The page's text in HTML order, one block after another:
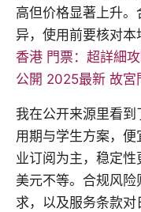
高但价格显著上升
异，使用前要核对本
香港 門票：超詳細
公開 2025最新 故宮
我在公开来源里看
用期与学生方案，
业订阅为主，稳定
美元不等。合规风
求，以及服务条款